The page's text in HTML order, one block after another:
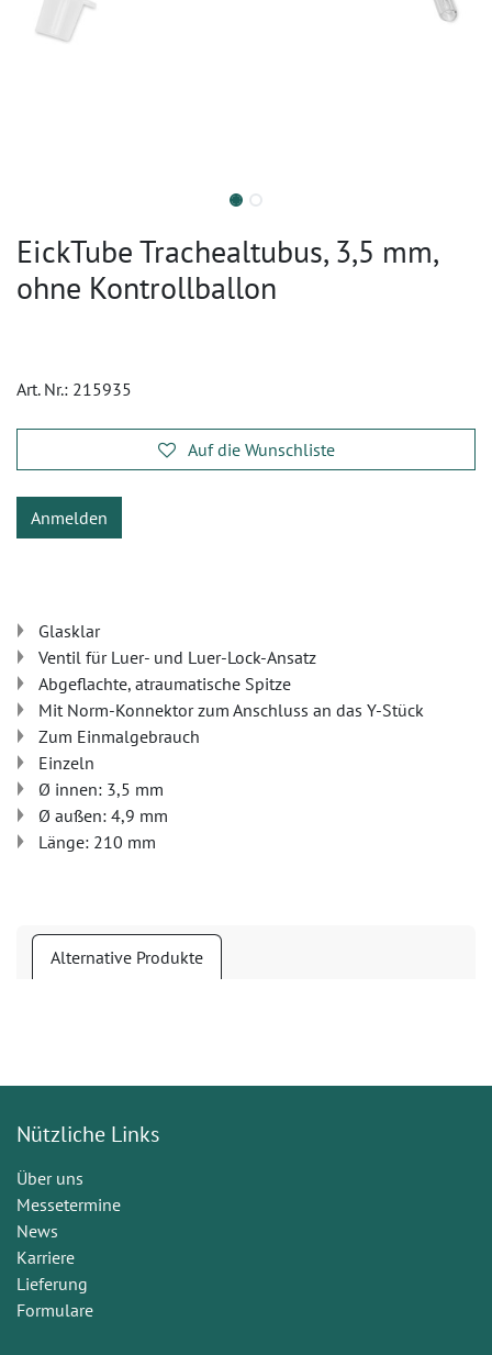
EickTube Trachealtubus, 3,5 mm,
ohne Kontrollballon
Art. Nr.: 215935
Auf die Wunschliste
Anmelden
Glasklar
Ventil für Luer- und Luer-Lock-Ansatz
Abgeflachte, atraumatische Spitze
Mit Norm-Konnektor zum Anschluss an das Y-Stück
Zum Einmalgebrauch
Einzeln
Ø innen: 3,5 mm
Ø außen: 4,9 mm
Länge: 210 mm
Alternative Produkte
Nützliche Links
Über uns
Messetermine
News
Karriere
Lieferung
Formulare